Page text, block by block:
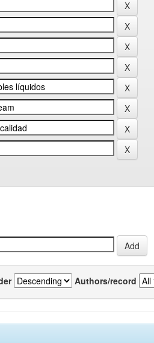
Authors/record